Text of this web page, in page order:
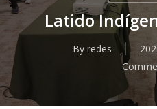
Latido
By redes